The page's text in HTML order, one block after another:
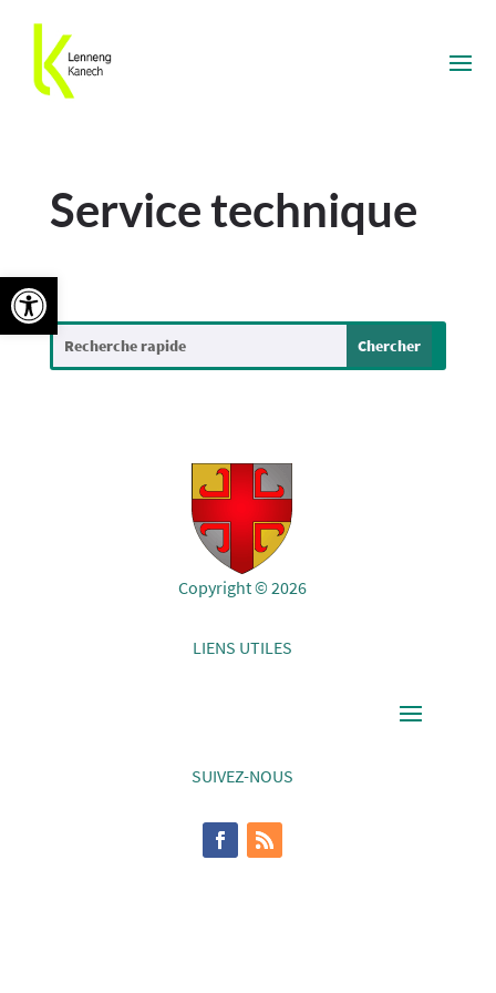
Service technique
Copyright © 2026
LIENS UTILES
SUIVEZ-NOUS
Ouvrir la barre d’outils